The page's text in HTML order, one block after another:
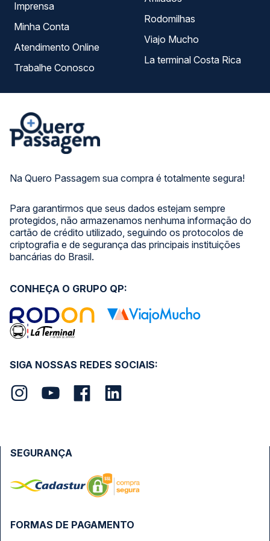
Na Quero Passagem sua compra é totalmente segura!
Para garantirmos que seus dados estejam sempre
protegidos, não armazenamos nenhuma informação do
cartão de crédito utilizado, seguindo os protocolos de
criptografia e de segurança das principais instituições
bancárias do Brasil.
Imprensa
Minha Conta
Atendimento Online
Trabalhe Conosco
Rodomilhas
Viajo Mucho
La terminal Costa Rica
SIGA NOSSAS REDES SOCIAIS:
CONHEÇA O GRUPO QP:
FORMAS DE PAGAMENTO
SEGURANÇA